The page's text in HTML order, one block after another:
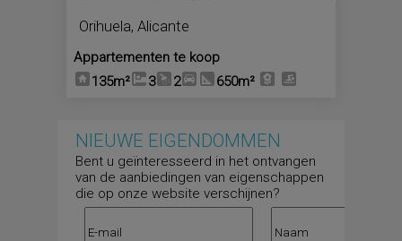
Orihuela, Alicante
Appartementen te koop
135m²
3 2 650m²
NIEUWE EIGENDOMMEN
Bent u geïnteresseerd in het ontvangen
van de aanbiedingen van eigenschappen
die op onze website verschijnen?